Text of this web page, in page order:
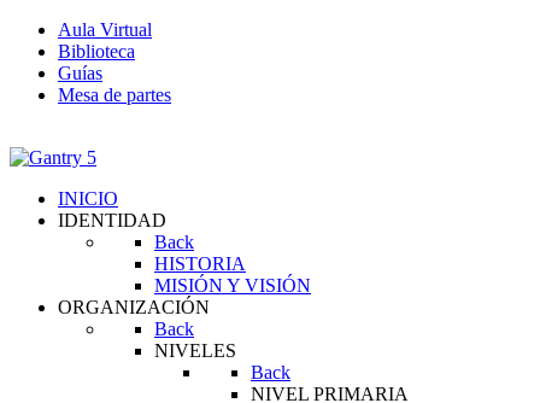
Aula Virtual
Biblioteca
Guías
Mesa de partes
INICIO
IDENTIDAD
Back
HISTORIA
MISIÓN Y VISIÓN
ORGANIZACIÓN
Back
NIVELES
Back
NIVEL PRIMARIA